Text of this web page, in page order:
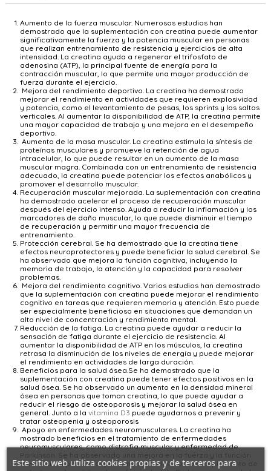
Aumento de la fuerza muscular. Numerosos estudios han
demostrado que la suplementación con creatina puede aumentar
significativamente la fuerza y la potencia muscular en personas
que realizan entrenamiento de resistencia y ejercicios de alta
intensidad. La creatina ayuda a regenerar el trifosfato de
adenosina (ATP), la principal fuente de energía para la
contracción muscular, lo que permite una mayor producción de
fuerza durante el ejercicio.
Mejora del rendimiento deportivo. La creatina ha demostrado
mejorar el rendimiento en actividades que requieren explosividad
y potencia, como el levantamiento de pesas, los sprints y los saltos
verticales. Al aumentar la disponibilidad de ATP, la creatina permite
una mayor capacidad de trabajo y una mejora en el desempeño
deportivo.
Aumento de la masa muscular. La creatina estimula la síntesis de
proteínas musculares y promueve la retención de agua
intracelular, lo que puede resultar en un aumento de la masa
muscular magra. Combinada con un entrenamiento de resistencia
adecuado, la creatina puede potenciar los efectos anabólicos y
promover el desarrollo muscular.
Recuperación muscular mejorada. La suplementación con creatina
ha demostrado acelerar el proceso de recuperación muscular
después del ejercicio intenso. Ayuda a reducir la inflamación y los
marcadores de daño muscular, lo que puede disminuir el tiempo
de recuperación y permitir una mayor frecuencia de
entrenamiento.
Protección cerebral. Se ha demostrado que la creatina tiene
efectos neuroprotectores y puede beneficiar la salud cerebral. Se
ha observado que mejora la función cognitiva, incluyendo la
memoria de trabajo, la atención y la capacidad para resolver
problemas.
Mejora del rendimiento cognitivo. Varios estudios han demostrado
que la suplementación con creatina puede mejorar el rendimiento
cognitivo en tareas que requieren memoria y atención. Esto puede
ser especialmente beneficioso en situaciones que demandan un
alto nivel de concentración y rendimiento mental.
Reducción de la fatiga. La creatina puede ayudar a reducir la
sensación de fatiga durante el ejercicio de resistencia. Al
aumentar la disponibilidad de ATP en los músculos, la creatina
retrasa la disminución de los niveles de energía y puede mejorar
el rendimiento en actividades de larga duración.
Beneficios para la salud ósea.Se ha demostrado que la
suplementación con creatina puede tener efectos positivos en la
salud ósea. Se ha observado un aumento en la densidad mineral
ósea en personas que toman creatina, lo que puede ayudar a
reducir el riesgo de osteoporosis y mejorar la salud ósea en
general. Junto a la vitamina D3 puede ayudarnos a prevenir y
tratar osteopenia y osteoporosis
Apoyo en enfermedades neuromusculares. La creatina ha
mostrado beneficios en el tratamiento de enfermedades
neuromusculares, como distrofia muscular y enfermedad de
Parkinson. Se ha observado una mejora en la fuerza y la función
muscular en personas que toman creatina como complemento de
Este sitio web utiliza cookies propias y de terceros para